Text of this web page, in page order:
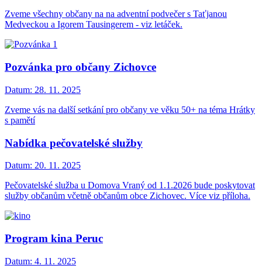
Zveme všechny občany na na adventní podvečer s Taťjanou
Medveckou a Igorem Tausingerem - viz letáček.
Pozvánka pro občany Zichovce
Datum: 28. 11. 2025
Zveme vás na další setkání pro občany ve věku 50+ na téma Hrátky
s pamětí
Nabídka pečovatelské služby
Datum: 20. 11. 2025
Pečovatelské služba u Domova Vraný od 1.1.2026 bude poskytovat
služby občanům včetně občanům obce Zichovec. Více viz příloha.
Program kina Peruc
Datum: 4. 11. 2025